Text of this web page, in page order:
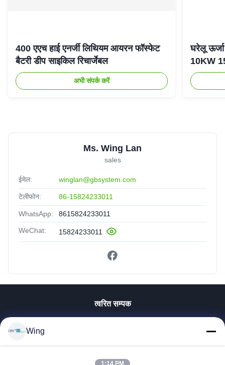
400 एएच हाई एनर्जी लिथियम आयरन फॉस्फेट
बैटरी डीप साइकिल रिचार्जेबल
अभी संपर्क करें
घरेलू
10KW
Ms. Wing Lan
sales
ईमेल: winglan@gbsystem.com
टेलीफोन: 86-15824233011
WhatsApp: 8615824233011
WeChat: 15824233011
त्वरित सम्पक
वीडियो
वी.आर. शो
Wing
1:14 PM